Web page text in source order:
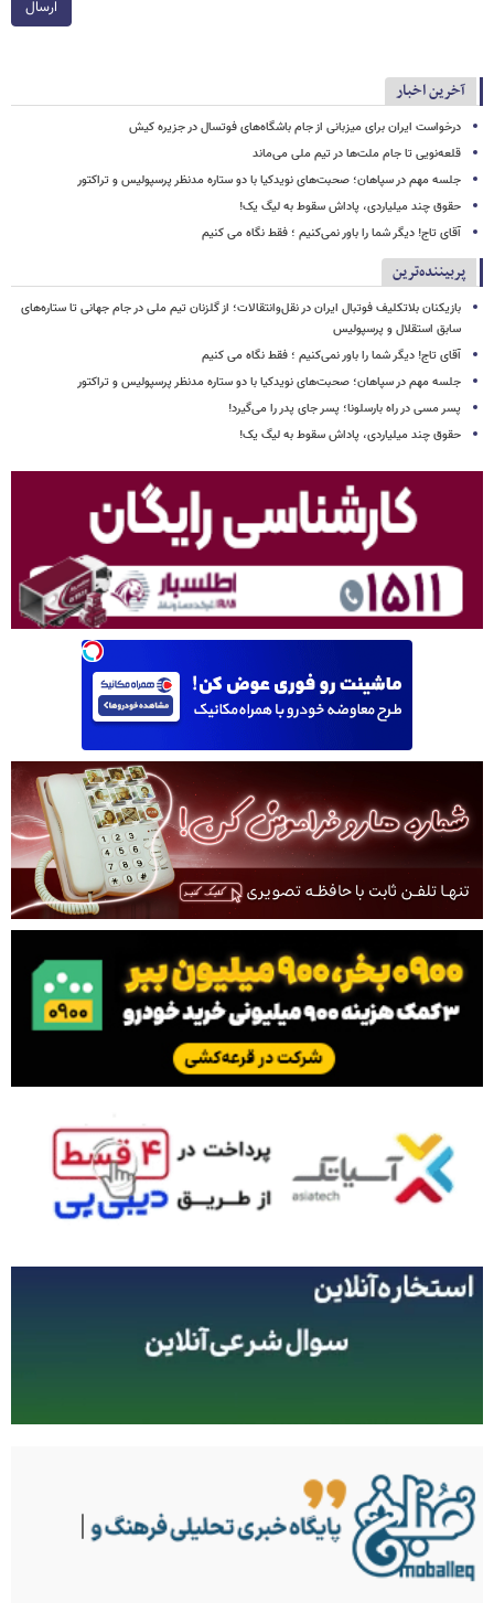
ارسال
آخرین اخبار
درخواست ایران برای میزبانی از جام باشگاه‌های فوتسال در جزیره کیش
قلعه‌نویی تا جام ملت‌ها در تیم ملی می‌ماند
جلسه مهم در سپاهان؛ صحبت‌های نویدکیا با دو ستاره مدنظر پرسپولیس و تراکتور
حقوق چند میلیاردی، پاداش سقوط به لیگ یک!
آقای تاج! دیگر شما را باور نمی‌کنیم ؛ فقط نگاه می کنیم
پربیننده‌ترین
بازیکنان بلاتکلیف فوتبال ایران در نقل‌وانتقالات؛ از گلزنان تیم ملی در جام جهانی تا ستاره‌های
سابق استقلال و پرسپولیس
آقای تاج! دیگر شما را باور نمی‌کنیم ؛ فقط نگاه می کنیم
جلسه مهم در سپاهان؛ صحبت‌های نویدکیا با دو ستاره مدنظر پرسپولیس و تراکتور
پسر مسی در راه بارسلونا؛ پسر جای پدر را می‌گیرد!
حقوق چند میلیاردی، پاداش سقوط به لیگ یک!